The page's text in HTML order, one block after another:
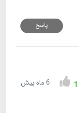
پاسخ
1 6 ماه پیش